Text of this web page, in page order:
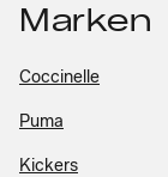
Marken
Coccinelle
Puma
Kickers